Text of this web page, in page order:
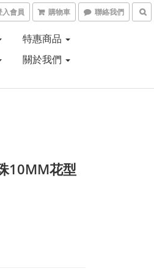
入會員 購物車 聯絡我們
特惠商品
關於我們
10MM花型